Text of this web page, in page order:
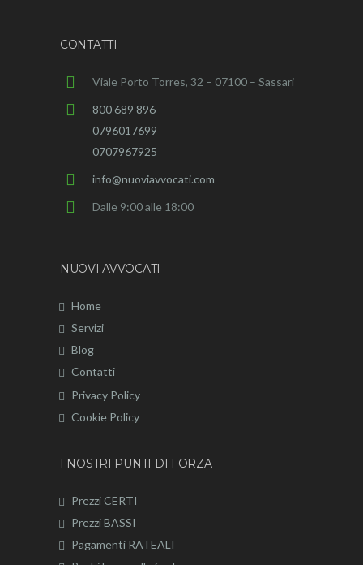
CONTATTI
Viale Porto Torres, 32 – 07100 – Sassari
800 689 896
0796017699
0707967925
info@nuoviavvocati.com
Dalle 9:00 alle 18:00
NUOVI AVVOCATI
Home
Servizi
Blog
Contatti
Privacy Policy
Cookie Policy
I NOSTRI PUNTI DI FORZA
Prezzi CERTI
Prezzi BASSI
Pagamenti RATEALI